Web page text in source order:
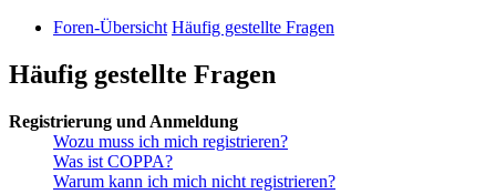
Foren-Übersicht Häufig gestellte Fragen
Häufig gestellte Fragen
Registrierung und Anmeldung
Wozu muss ich mich registrieren?
Was ist COPPA?
Warum kann ich mich nicht registrieren?